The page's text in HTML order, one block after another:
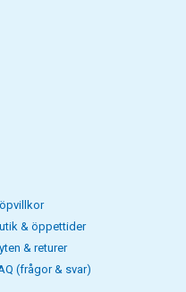
& öppettider
& returer
(frågor & svar)